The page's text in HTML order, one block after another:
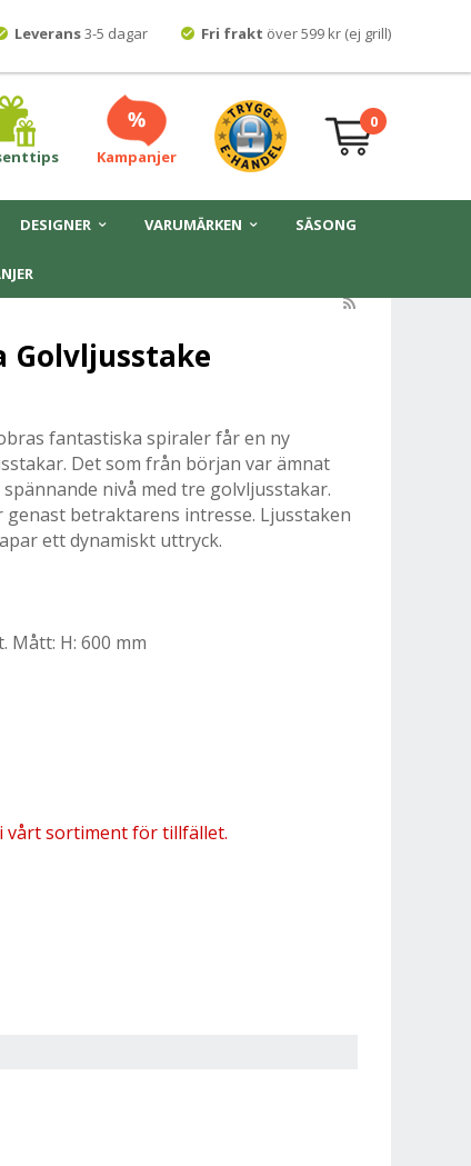
Leverans3-5 dagar Fri frakt över 599 kr (ej grill)
Kampanjer
0
DESIGNER VARUMÄRKEN SÄSONG
Golvljusstake
fantastiska spiraler får en ny
Det som från början var ämnat
nivå med tre golvljusstakar.
betraktarens intresse. Ljusstaken
ett dynamiskt uttryck.
Mått: H: 600 mm
vårt sortiment för tillfället.